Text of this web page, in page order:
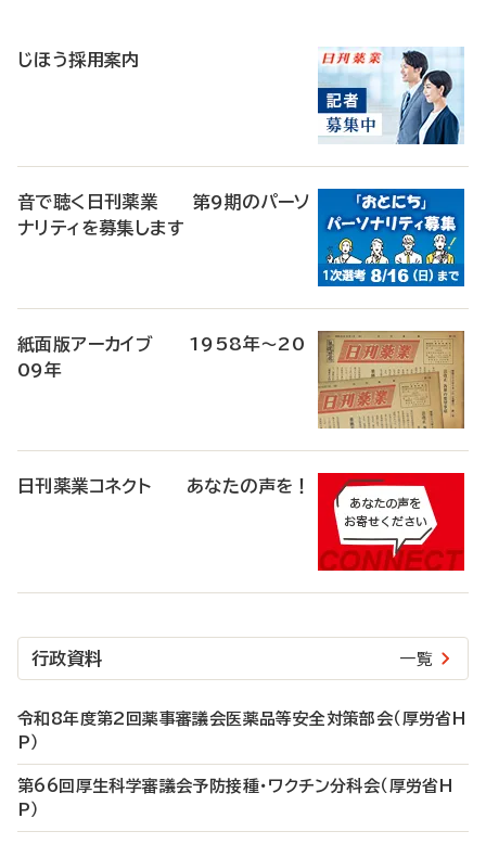
じほう採用案内
音で聴く日刊薬業 第9期のパーソ
ナリティを募集します
紙面版アーカイブ 1958年～20
09年
日刊薬業コネクト あなたの声を！
行政資料 一覧
令和8年度第2回薬事審議会医薬品等安全対策部会（厚労省H
P）
第66回厚生科学審議会予防接種・ワクチン分科会（厚労省H
P）